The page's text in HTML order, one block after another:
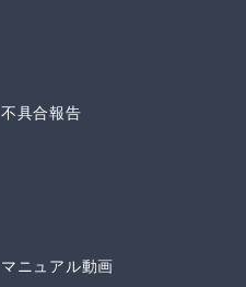
不具合報告
マニュアル動画